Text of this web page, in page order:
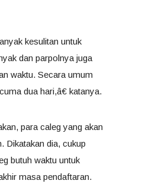
kesulitan untuk
dan parpolnya juga
waktu. Secara umum
dua hari,â€ katanya.
para caleg yang akan
Dikatakan dia, cukup
butuh waktu untuk
masa pendaftaran.